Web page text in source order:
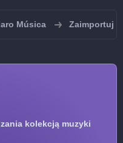
Música Zaimportuj
kolekcją muzyki